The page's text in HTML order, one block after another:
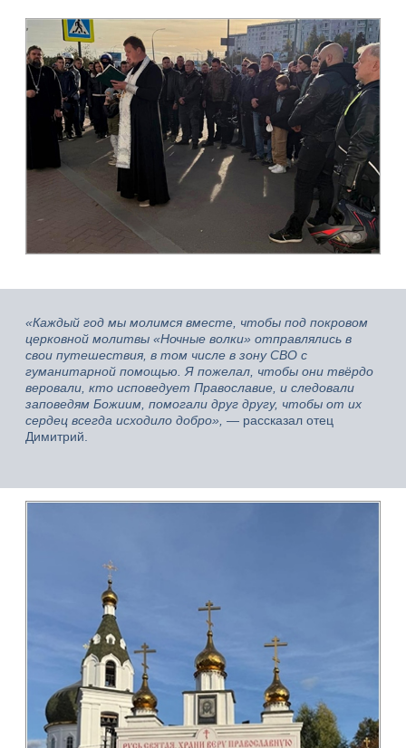
«Каждый год мы молимся вместе, чтобы под покровом
церковной молитвы «Ночные волки» отправлялись в
свои путешествия, в том числе в зону СВО с
гуманитарной помощью. Я пожелал, чтобы они твёрдо
веровали, кто исповедует Православие, и следовали
заповедям Божиим, помогали друг другу, чтобы от их
сердец всегда исходило добро», — рассказал отец
Димитрий.